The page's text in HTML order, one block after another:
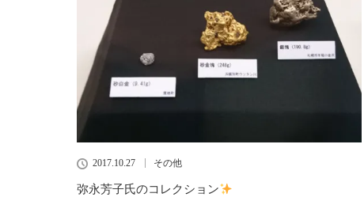
2017.10.27 その他
弥永芳子氏のコレクション